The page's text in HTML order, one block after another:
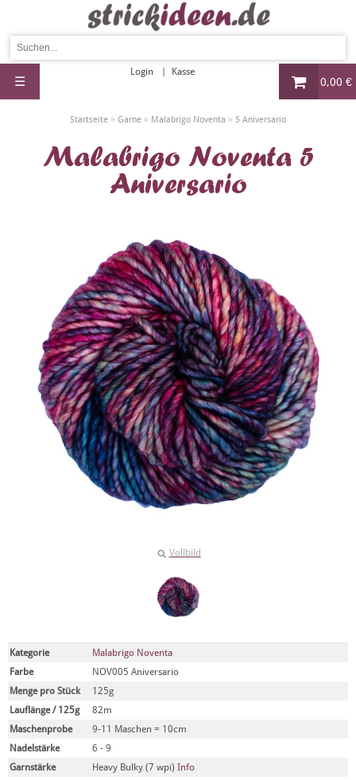
0,00 €
Login Kasse
☰
Startseite » Garne » Malabrigo Noventa » 5 Aniversario
Malabrigo Noventa 5
Aniversario
Vollbild
Kategorie
Malabrigo Noventa
Farbe
NOV005 Aniversario
Menge pro Stück
125g
Lauflänge / 125g
82m
Maschenprobe
9-11 Maschen = 10cm
Nadelstärke
6 - 9
Garnstärke
Heavy Bulky (7 wpi) Info